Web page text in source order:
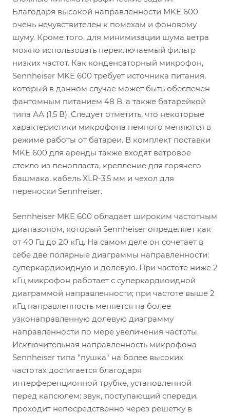
Благодаря высокой направленности MKE 600
очень нечувствителен к помехам и фоновому
шуму. Кроме того, для минимизации шума ветра
можно использовать переключаемый фильтр
низких частот. Как конденсаторный микрофон,
Sennheiser MKE 600 требует источника питания,
который в данном случае может быть обеспечен
фантомным питанием 48 В, а также батарейкой
типа АА (1,5 В). Следует отметить, что некоторые
характеристики микрофона немного меняются в
режиме работы от батареи. В комплект поставки
MKE 600 для аренды также входят ветровое
стекло из пенопласта, крепление для горячего
башмака, кабель XLR-3,5 мм и чехол для
переноски Sennheiser.
Sennheiser MKE 600 обладает широким частотным
диапазоном, который Sennheiser определяет как
от 40 Гц до 20 кГц. На самом деле он сочетает в
себе две полярные диаграммы направленности:
суперкардиоидную и долевую. При частоте ниже 2
кГц микрофон работает с суперкардиоидной
диаграммой направленности; при частоте выше 2
кГц направленность меняется на более
узконаправленную долевую диаграмму
направленности по мере увеличения частоты.
Исключительная направленность микрофона
Sennheiser типа "пушка" на более высоких
частотах достигается благодаря
интерференционной трубке, установленной
перед капсюлем: звук, поступающий спереди,
проходит непосредственно через решетку в